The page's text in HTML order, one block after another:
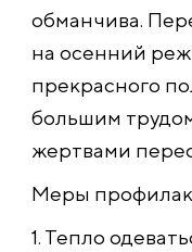
обманчива.
на осенний
прекрасного
большим
жертвами
Меры
1. Тепло